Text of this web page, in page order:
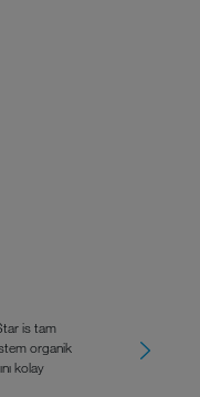
is tam
organik
kolay